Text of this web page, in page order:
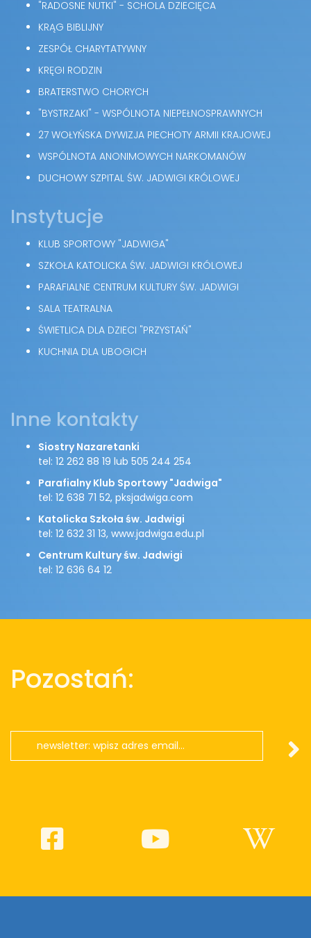
"RADOSNE NUTKI" - SCHOLA DZIECIĘCA
KRĄG BIBLIJNY
ZESPÓŁ CHARYTATYWNY
KRĘGI RODZIN
BRATERSTWO CHORYCH
"BYSTRZAKI" - WSPÓLNOTA NIEPEŁNOSPRAWNYCH
27 WOŁYŃSKA DYWIZJA PIECHOTY ARMII KRAJOWEJ
WSPÓLNOTA ANONIMOWYCH NARKOMANÓW
DUCHOWY SZPITAL ŚW. JADWIGI KRÓLOWEJ
Instytucje
KLUB SPORTOWY "JADWIGA"
SZKOŁA KATOLICKA ŚW. JADWIGI KRÓLOWEJ
PARAFIALNE CENTRUM KULTURY ŚW. JADWIGI
SALA TEATRALNA
ŚWIETLICA DLA DZIECI "PRZYSTAŃ"
KUCHNIA DLA UBOGICH
Inne kontakty
Siostry Nazaretanki
tel: 12 262 88 19 lub 505 244 254
Parafialny Klub Sportowy "Jadwiga"
tel: 12 638 71 52, pksjadwiga.com
Katolicka Szkoła św. Jadwigi
tel: 12 632 31 13, www.jadwiga.edu.pl
Centrum Kultury św. Jadwigi
tel: 12 636 64 12
Pozostań: